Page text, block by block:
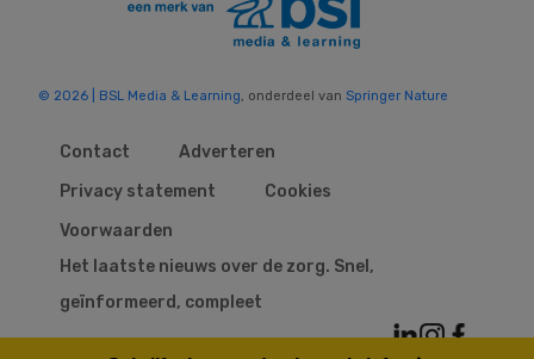
© 2026 | BSL Media & Learning, onderdeel van Springer Nature
Contact
Adverteren
Privacy statement
Cookies
Voorwaarden
Het laatste nieuws over de zorg. Snel,
geïnformeerd, compleet